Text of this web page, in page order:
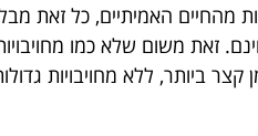
האמיתיים, כל זאת
זאת משום שלא כמו
קצר ביותר, ללא מחויבויות